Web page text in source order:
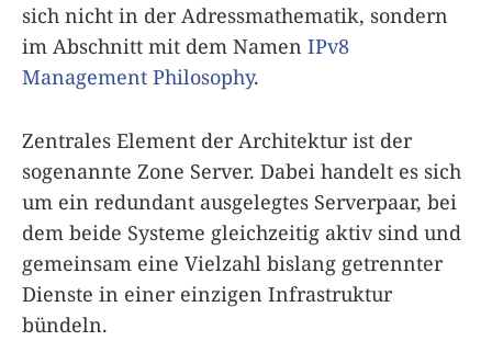
sich nicht in der Adressmathematik, sondern
im Abschnitt mit dem Namen IPv8
Management Philosophy.
Zentrales Element der Architektur ist der
sogenannte Zone Server. Dabei handelt es sich
um ein redundant ausgelegtes Serverpaar, bei
dem beide Systeme gleichzeitig aktiv sind und
gemeinsam eine Vielzahl bislang getrennter
Dienste in einer einzigen Infrastruktur
bündeln.